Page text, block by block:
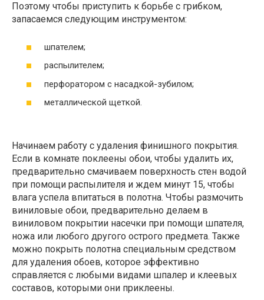
Поэтому чтобы приступить к борьбе с грибком,
запасаемся следующим инструментом:
шпателем;
распылителем;
перфоратором с насадкой-зубилом;
металлической щеткой.
Начинаем работу с удаления финишного покрытия.
Если в комнате поклеены обои, чтобы удалить их,
предварительно смачиваем поверхность стен водой
при помощи распылителя и ждем минут 15, чтобы
влага успела впитаться в полотна. Чтобы размочить
виниловые обои, предварительно делаем в
виниловом покрытии насечки при помощи шпателя,
ножа или любого другого острого предмета. Также
можно покрыть полотна специальным средством
для удаления обоев, которое эффективно
справляется с любыми видами шпалер и клеевых
составов, которыми они приклеены.